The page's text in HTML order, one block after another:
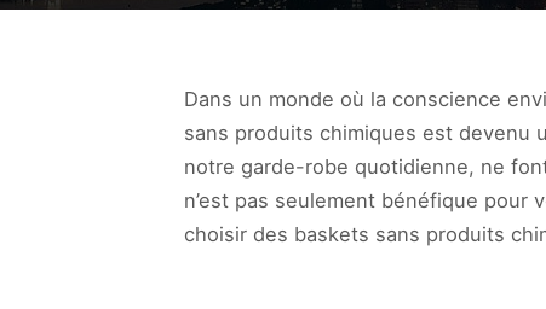
Dans un monde où la conscience
sans produits chimiques est devenu
notre garde-robe quotidienne, ne
n’est pas seulement bénéfique pour
choisir des baskets sans produits